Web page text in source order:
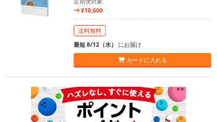
¥10,600
送料無料
最短 8/12（水） にお届け
カートに入れる